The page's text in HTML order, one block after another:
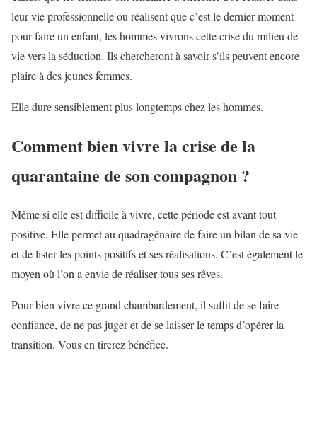
leur vie professionnelle ou réalisent que c’est le dernier moment
pour faire un enfant, les hommes vivrons cette crise du milieu de
vie vers la séduction. Ils chercheront à savoir s’ils peuvent encore
plaire à des jeunes femmes.
Elle dure sensiblement plus longtemps chez les hommes.
Comment bien vivre la crise de la
quarantaine de son compagnon ?
Même si elle est difficile à vivre, cette période est avant tout
positive. Elle permet au quadragénaire de faire un bilan de sa vie
et de lister les points positifs et ses réalisations. C’est également le
moyen où l’on a envie de réaliser tous ses rêves.
Pour bien vivre ce grand chambardement, il suffit de se faire
confiance, de ne pas juger et de se laisser le temps d’opérer la
transition. Vous en tirerez bénéfice.